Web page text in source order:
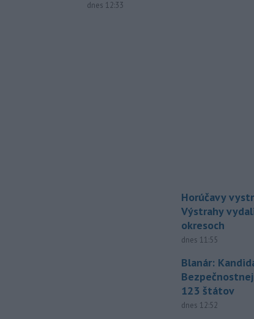
dnes 12:33
Horúčavy
Výstrahy
okresoch
dnes 11:55
Blanár:
123 štátov
dnes 12:52